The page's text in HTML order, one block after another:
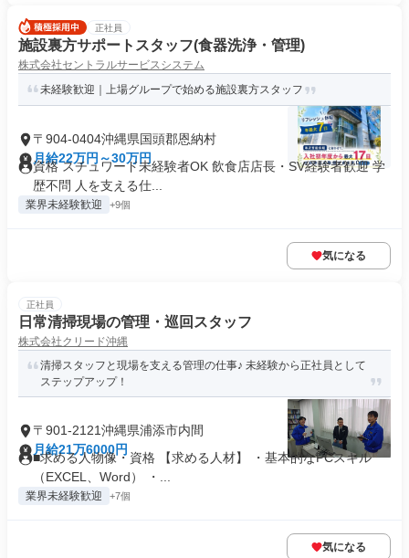
正社員
施設裏方サポートスタッフ(食器洗浄・管理)
株式会社セントラルサービスシステム
未経験歓迎｜上場グループで始める施設裏方スタッフ
〒904-0404沖縄県国頭郡恩納村
月給22万円～30万円
資格 スチュワード未経験者OK 飲食店店長・SV経験者歓迎 学
歴不問 人を支える仕...
業界未経験歓迎 +9個
気になる
正社員
日常清掃現場の管理・巡回スタッフ
株式会社クリード沖縄
清掃スタッフと現場を支える管理の仕事♪ 未経験から正社員として
ステップアップ！
〒901-2121沖縄県浦添市内間
月給21万6000円
■求める人物像・資格 【求める人材】 ・基本的なPCスキル
（EXCEL、Word） ・...
業界未経験歓迎 +7個
気になる